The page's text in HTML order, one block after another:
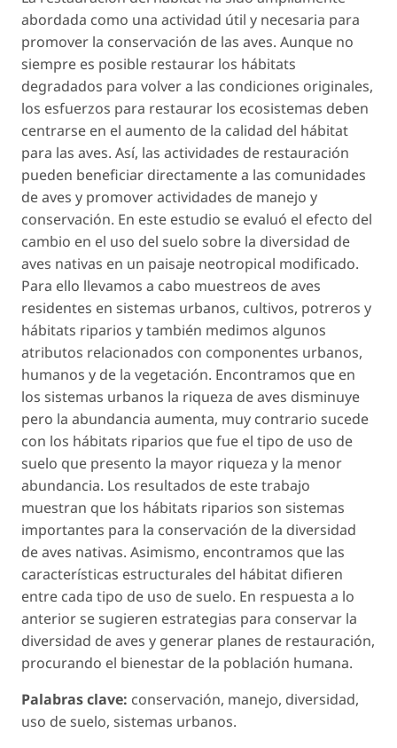
abordada como una actividad útil y necesaria para
promover la conservación de las aves. Aunque no
siempre es posible restaurar los hábitats
degradados para volver a las condiciones originales,
los esfuerzos para restaurar los ecosistemas deben
centrarse en el aumento de la calidad del hábitat
para las aves. Así, las actividades de restauración
pueden beneficiar directamente a las comunidades
de aves y promover actividades de manejo y
conservación. En este estudio se evaluó el efecto del
cambio en el uso del suelo sobre la diversidad de
aves nativas en un paisaje neotropical modificado.
Para ello llevamos a cabo muestreos de aves
residentes en sistemas urbanos, cultivos, potreros y
hábitats riparios y también medimos algunos
atributos relacionados con componentes urbanos,
humanos y de la vegetación. Encontramos que en
los sistemas urbanos la riqueza de aves disminuye
pero la abundancia aumenta, muy contrario sucede
con los hábitats riparios que fue el tipo de uso de
suelo que presento la mayor riqueza y la menor
abundancia. Los resultados de este trabajo
muestran que los hábitats riparios son sistemas
importantes para la conservación de la diversidad
de aves nativas. Asimismo, encontramos que las
características estructurales del hábitat difieren
entre cada tipo de uso de suelo. En respuesta a lo
anterior se sugieren estrategias para conservar la
diversidad de aves y generar planes de restauración,
procurando el bienestar de la población humana.
Palabras clave: conservación, manejo, diversidad,
uso de suelo, sistemas urbanos.